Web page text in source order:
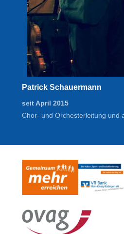
Patrick Schauermann
seit April 2015
Chor- und Orchesterleitung und